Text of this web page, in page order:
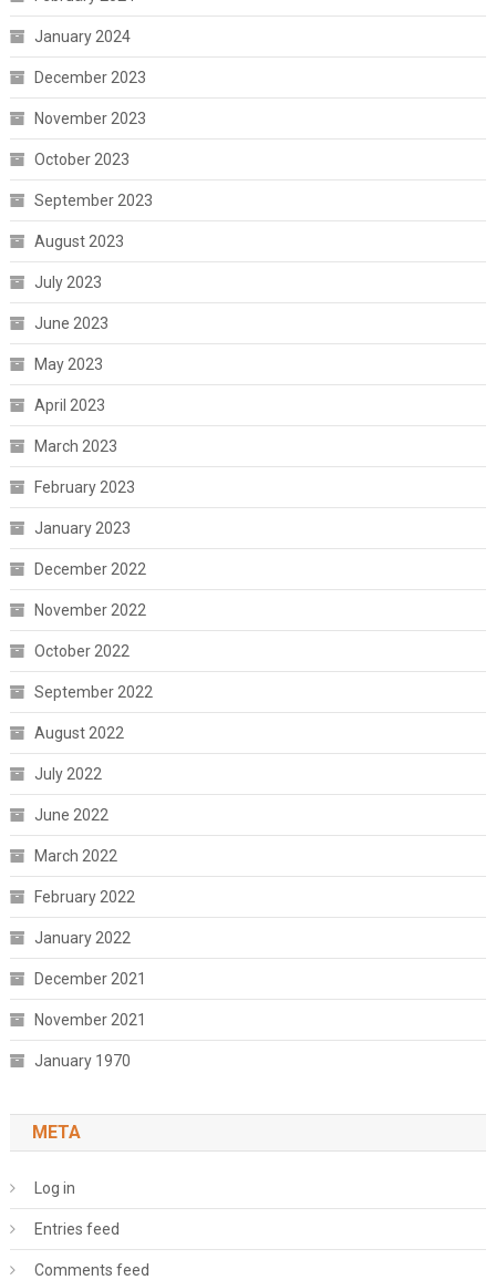
January 2024
December 2023
November 2023
October 2023
September 2023
August 2023
July 2023
June 2023
May 2023
April 2023
March 2023
February 2023
January 2023
December 2022
November 2022
October 2022
September 2022
August 2022
July 2022
June 2022
March 2022
February 2022
January 2022
December 2021
November 2021
January 1970
META
Log in
Entries feed
Comments feed